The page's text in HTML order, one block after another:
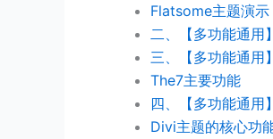
Flatsome主题演示
二、【多功能通用
三、【多功能通用
The7主要功能
四、【多功能通
Divi主题的核心功